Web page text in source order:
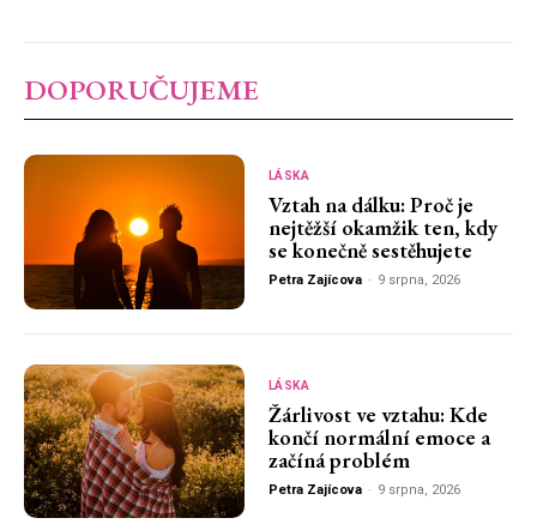
DOPORUČUJEME
LÁSKA
Vztah na dálku: Proč je
nejtěžší okamžik ten, kdy
se konečně sestěhujete
Petra Zajícova - 9 srpna, 2026
LÁSKA
Žárlivost ve vztahu: Kde
končí normální emoce a
začíná problém
Petra Zajícova - 9 srpna, 2026